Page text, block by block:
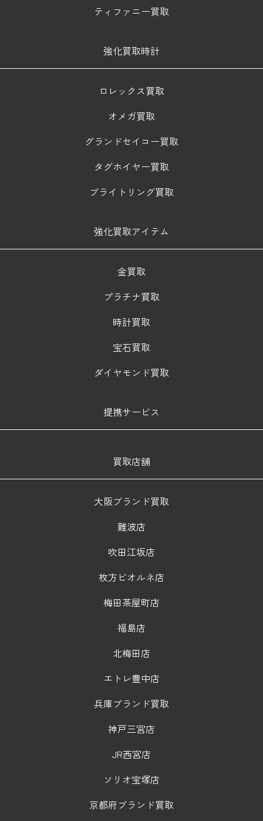
ティファニー買取
強化買取時計
ロレックス買取
オメガ買取
グランドセイコー買取
タグホイヤー買取
ブライトリング買取
強化買取アイテム
金買取
プラチナ買取
時計買取
宝石買取
ダイヤモンド買取
提携サービス
買取店舗
大阪ブランド買取
難波店
吹田江坂店
枚方ビオルネ店
梅田茶屋町店
福島店
北梅田店
エトレ豊中店
兵庫ブランド買取
神戸三宮店
JR西宮店
ソリオ宝塚店
京都府ブランド買取